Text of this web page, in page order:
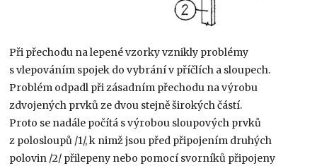
Při přechodu na lepené vzorky vznikly problémy
s vlepováním spojek do vybrání v příčlích a sloupech.
Problém odpadl při zásadním přechodu na výrobu
zdvojených prvků ze dvou stejně širokých částí.
Proto se nadále počítá s výrobou sloupových prvků
z polosloupů /1/, k nimž jsou před připojením druhých
polovin /2/ přilepeny nebo pomocí svorníků připojeny